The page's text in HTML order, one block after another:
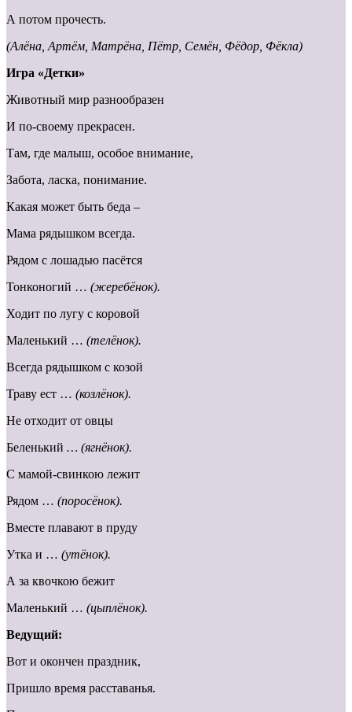
А потом прочесть.
(Алёна, Артём, Матрёна, Пётр, Семён, Фёдор, Фёкла)
Игра «Детки»
Животный мир разнообразен
И по-своему прекрасен.
Там, где малыш, особое внимание,
Забота, ласка, понимание.
Какая может быть беда –
Мама рядышком всегда.
Рядом с лошадью пасётся
Тонконогий … (жеребёнок).
Ходит по лугу с коровой
Маленький … (телёнок).
Всегда рядышком с козой
Траву ест … (козлёнок).
Не отходит от овцы
Беленький … (ягнёнок).
С мамой-свинкою лежит
Рядом … (поросёнок).
Вместе плавают в пруду
Утка и … (утёнок).
А за квочкою бежит
Маленький … (цыплёнок).
Ведущий:
Вот и окончен праздник,
Пришло время расставанья.